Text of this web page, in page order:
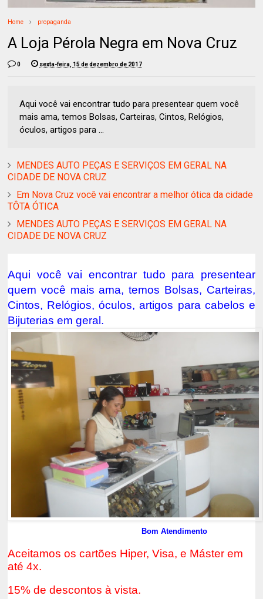
Home propaganda
A Loja Pérola Negra em Nova Cruz
0 sexta-feira, 15 de dezembro de 2017
Aqui você vai encontrar tudo para presentear quem você
mais ama, temos Bolsas, Carteiras, Cintos, Relógios,
óculos, artigos para ...
MENDES AUTO PEÇAS E SERVIÇOS EM GERAL NA
CIDADE DE NOVA CRUZ
Em Nova Cruz você vai encontrar a melhor ótica da cidade
TÔTA ÓTICA
MENDES AUTO PEÇAS E SERVIÇOS EM GERAL NA
CIDADE DE NOVA CRUZ
Aqui você vai encontrar tudo para presentear
quem você mais ama, temos Bolsas, Carteiras,
Cintos, Relógios, óculos, artigos para cabelos e
Bijuterias em geral.
Bom Atendimento
Aceitamos os cartões Hiper, Visa, e Máster em
até 4x.
15% de descontos à vista.